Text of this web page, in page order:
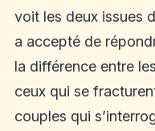
voit les deux issues
a accepté de
la différence entre
ceux qui se
couples qui